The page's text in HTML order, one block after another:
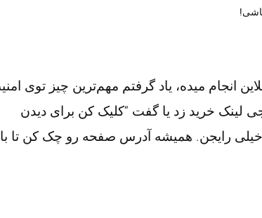
لینک خرید زد یا گفت “کلیک کن برای دیدن
خیلی رایجن. همیشه آدرس صفحه‌ رو چک کن تا با